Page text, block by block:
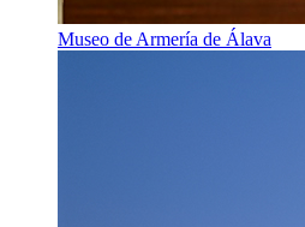
Museo de Armería de Álava